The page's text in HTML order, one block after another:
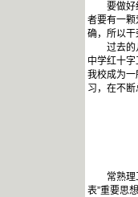
要做好红
者要有一
确，所以干
过去的几
中学红十
我校成为一
习，在不
常熟理工
表”重要思